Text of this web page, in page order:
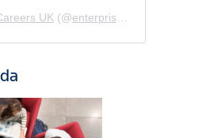
UK (@enterprisemobility.careers.uk